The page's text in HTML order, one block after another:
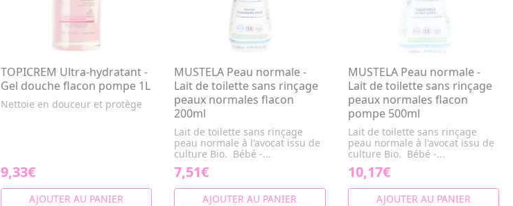
TOPICREM Ultra-hydratant -
Gel douche flacon pompe 1L
Nettoie en douceur et protège
9,33€
AJOUTER AU PANIER
MUSTELA Peau normale -
Lait de toilette sans rinçage
peaux normales flacon
200ml
Lait de toilette sans rinçage
peau normale à l'avocat issu de
culture Bio. Bébé -...
7,51€
AJOUTER AU PANIER
MUSTELA Peau normale -
Lait de toilette sans rinçage
peaux normales flacon
pompe 500ml
Lait de toilette sans rinçage
peau normale à l'avocat issu de
culture Bio. Bébé -...
10,17€
AJOUTER AU PANIER